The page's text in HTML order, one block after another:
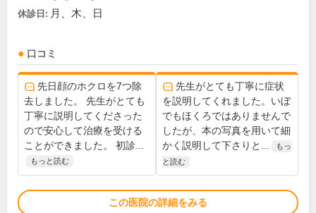
休診日: 月、木、日
口コミ
先日顔のホクロを7つ除
去しました。 先生がとても
丁寧に説明してくださった
ので安心して治療を受ける
ことができました。 初診...
もっと読む
先生がとても丁寧に症状
を説明してくれました。いぼ
でもほくろではありませんで
したが、本の写真を用いて細
かく説明して下さりと...
もっ
と読む
この医院の詳細をみる